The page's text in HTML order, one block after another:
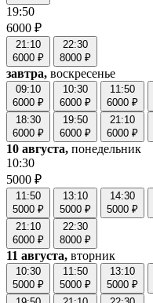
19:50
6000 ₽
21:10
6000 ₽
22:30
8000 ₽
завтра, воскресенье
09:10
6000 ₽
10:30
6000 ₽
11:50
6000 ₽
18:30
6000 ₽
19:50
6000 ₽
21:10
6000 ₽
10 августа, понедельник
10:30
5000 ₽
11:50
5000 ₽
13:10
5000 ₽
14:30
5000 ₽
21:10
6000 ₽
22:30
8000 ₽
11 августа, вторник
10:30
5000 ₽
11:50
5000 ₽
13:10
5000 ₽